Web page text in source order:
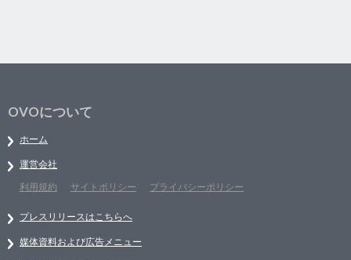
OVOについて
ホーム
運営会社
利用規約
サイトポリシー プライバシーポリシー
プレスリリースはこちらへ
媒体資料および広告メニュー